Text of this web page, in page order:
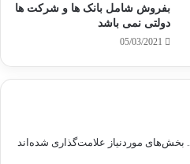
بفروش شامل بانک ها و شرکت ها
دولتی نمی باشد
05/03/2021
بخش‌های موردنیاز علامت‌گذاری شده‌اند